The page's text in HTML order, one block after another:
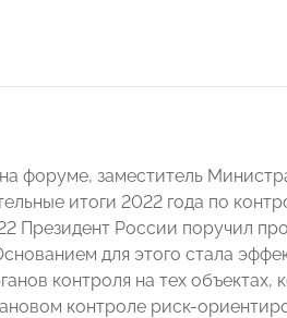
форуме, заместитель
итоги 2022 года по
Президент России поручил
для этого стала
контроля на тех
контроле риск-